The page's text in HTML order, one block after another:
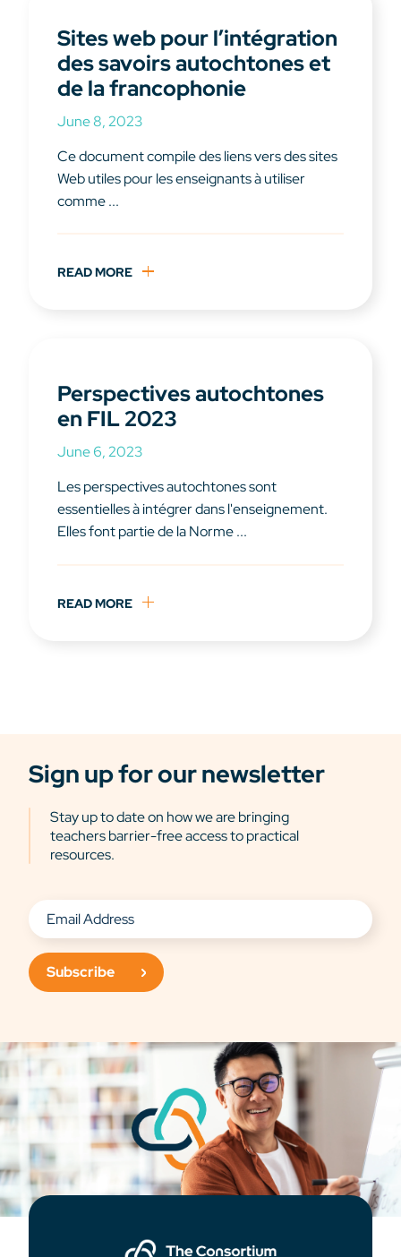
Sites web pour l’intégration
des savoirs autochtones et
de la francophonie
June 8, 2023
Ce document compile des liens vers des sites
Web utiles pour les enseignants à utiliser
comme ...
READ MORE
Perspectives autochtones
en FIL 2023
June 6, 2023
Les perspectives autochtones sont
essentielles à intégrer dans l'enseignement.
Elles font partie de la Norme ...
READ MORE
Sign up for our newsletter
Stay up to date on how we are bringing
teachers barrier-free access to practical
resources.
Subscribe